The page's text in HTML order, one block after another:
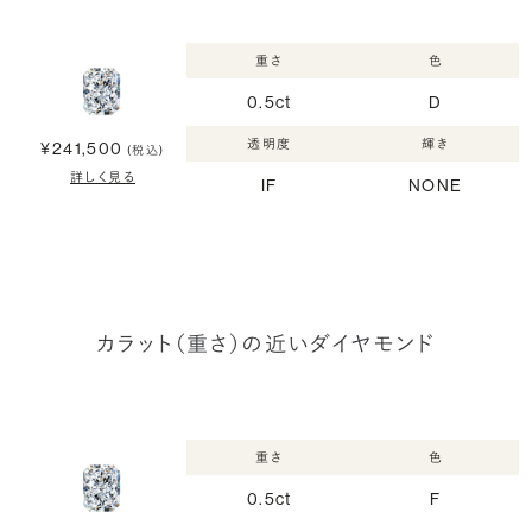
¥241,500 (税込)
詳しく見る
重さ
0.5ct
色
D
透明度
IF
輝き
NONE
カラット（重さ）の近いダイヤモンド
重さ
0.5ct
色
F